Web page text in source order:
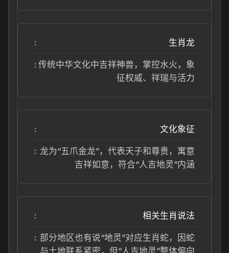
生肖龙
传统中华文化中吉祥神兽，掌控水火，象
征权威、祥瑞与活力
文化象征
龙为“五爪金龙”，代表天子和尊贵，寓意
吉祥如意，符合“人吉地灵”内涵
相关生肖说法
部分地区也有说“地灵”对应生肖蛇，因蛇
与土地联系紧密，但“人吉地灵”整体偏向